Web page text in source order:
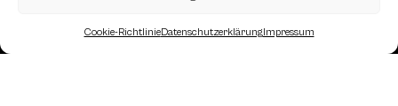
Cookie-RichtlinieDatenschutzerklärungImpressum